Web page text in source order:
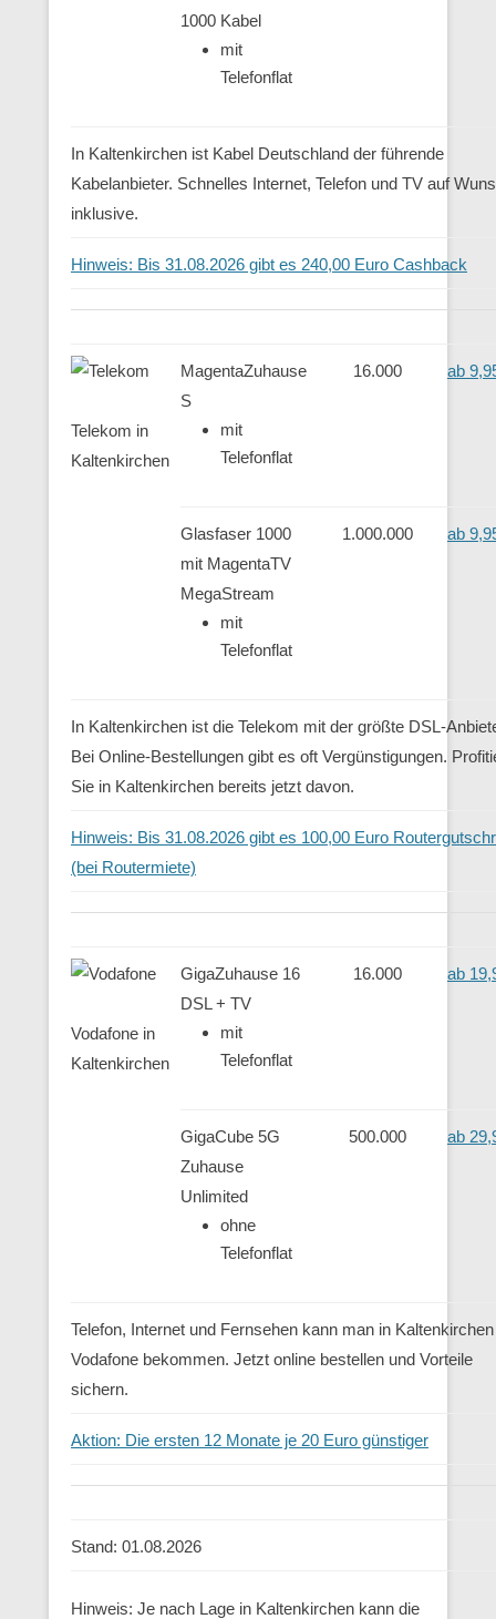
1000 Kabel
mit
Telefonflat
In Kaltenkirchen ist Kabel Deutschland der führende
Kabelanbieter. Schnelles Internet, Telefon und TV auf
inklusive.
Hinweis: Bis 31.08.2026 gibt es 240,00 Euro Cashback
Telekom in
Kaltenkirchen
MagentaZuhause
S
mit
Telefonflat
16.000 ab
Glasfaser 1000
mit MagentaTV
MegaStream
mit
Telefonflat
1.000.000 ab
In Kaltenkirchen ist die Telekom mit der größte DSL-
Bei Online-Bestellungen gibt es oft Vergünstigungen.
Sie in Kaltenkirchen bereits jetzt davon.
Hinweis: Bis 31.08.2026 gibt es 100,00 Euro
(bei Routermiete)
Vodafone in
Kaltenkirchen
GigaZuhause 16
DSL + TV
mit
Telefonflat
16.000 ab
GigaCube 5G
Zuhause
Unlimited
ohne
Telefonflat
500.000 ab
Telefon, Internet und Fernsehen kann man in
Vodafone bekommen. Jetzt online bestellen und Vorteile
sichern.
Aktion: Die ersten 12 Monate je 20 Euro günstiger
Stand: 01.08.2026
Hinweis: Je nach Lage in Kaltenkirchen kann die